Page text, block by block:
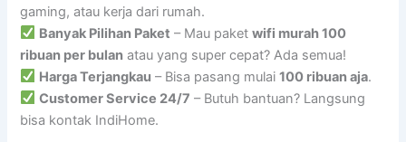
gaming, atau kerja dari rumah.
Banyak Pilihan Paket – Mau paketwifi murah 100
ribuan per bulan atau yang super cepat? Ada semua!
Harga Terjangkau – Bisa pasang mulai100 ribuan aja.
Customer Service 24/7 – Butuh bantuan? Langsung
bisa kontak IndiHome.